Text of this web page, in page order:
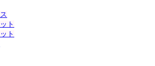
ト
ト